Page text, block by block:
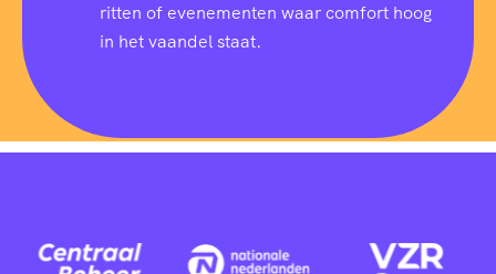
ritten of evenementen waar comfort hoog
in het vaandel staat.